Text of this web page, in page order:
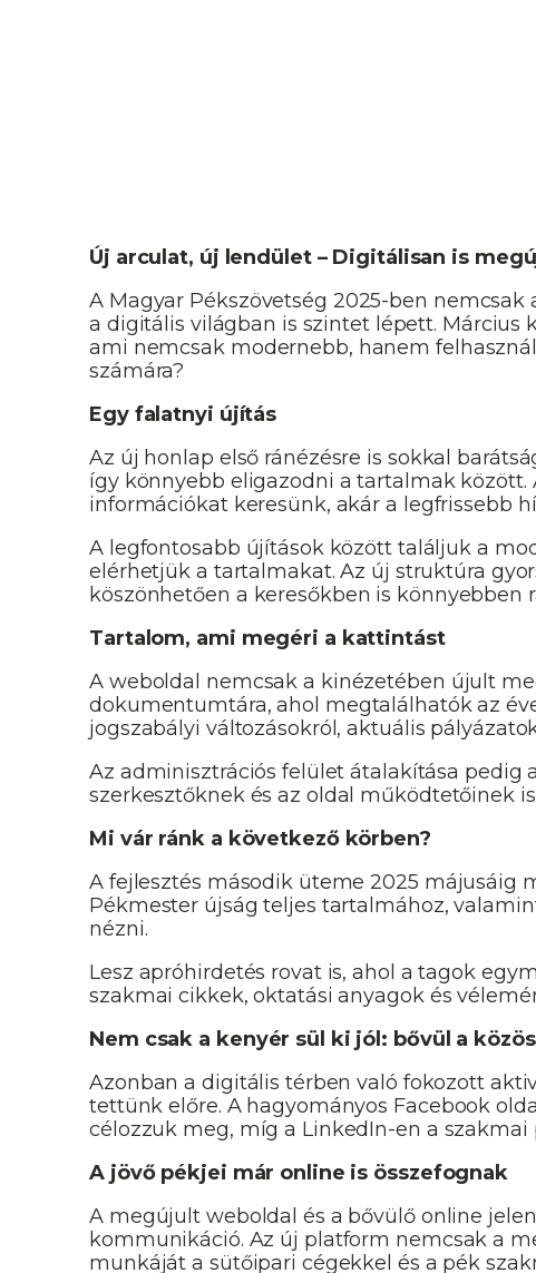
Új arculat, új lendület – Digitálisan is
A Magyar Pékszövetség 2025-ben
a digitális világban is szintet lépett. Március
ami nemcsak modernebb, hanem
számára?
Egy falatnyi újítás
Az új honlap első ránézésre is sokkal
így könnyebb eligazodni a tartalmak között.
információkat keresünk, akár a legfrissebb
A legfontosabb újítások között találjuk a
elérhetjük a tartalmakat. Az új struktúra
köszönhetően a keresőkben is könnyebben
Tartalom, ami megéri a kattintást
A weboldal nemcsak a kinézetében újult
dokumentumtára, ahol megtalálhatók az
jogszabályi változásokról, aktuális
Az adminisztrációs felület átalakítása pedig
szerkesztőknek és az oldal működtetőinek
Mi vár ránk a következő körben?
A fejlesztés második üteme 2025 májusáig
Pékmester újság teljes tartalmához,
nézni.
Lesz apróhirdetés rovat is, ahol a tagok
szakmai cikkek, oktatási anyagok és
Nem csak a kenyér sül ki jól: bővül a
Azonban a digitális térben való fokozott
tettünk előre. A hagyományos Facebook
célozzuk meg, míg a LinkedIn-en a
A jövő pékjei már online is összefognak
A megújult weboldal és a bővülő online
kommunikáció. Az új platform nemcsak a
munkáját a sütőipari cégekkel és a pék